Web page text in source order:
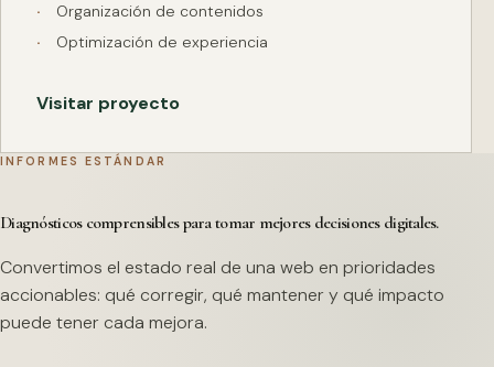
Organización de contenidos
Optimización de experiencia
Visitar proyecto
INFORMES ESTÁNDAR
Diagnósticos comprensibles para tomar mejores decisiones digitales.
Convertimos el estado real de una web en prioridades
accionables: qué corregir, qué mantener y qué impacto
puede tener cada mejora.